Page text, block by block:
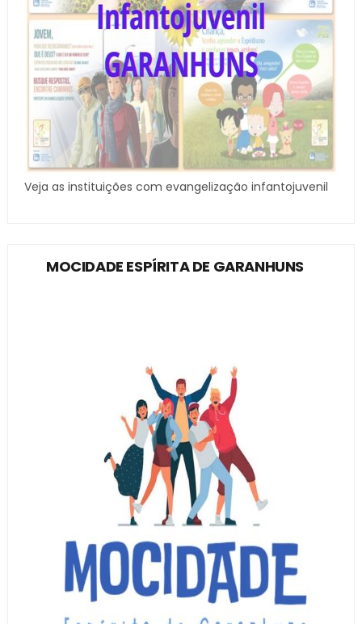
Veja as instituições com evangelização infantojuvenil
MOCIDADE ESPÍRITA DE GARANHUNS